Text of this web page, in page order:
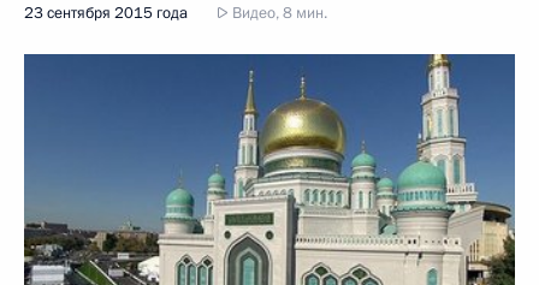
23 сентября 2015 года Видео, 8 мин.